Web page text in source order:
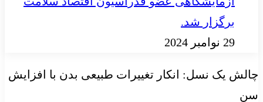
برگزار شد.
29 نوامبر 2024
چالش یک نسل: انکار تغییرات طبیعی بدن با افزایش
سن